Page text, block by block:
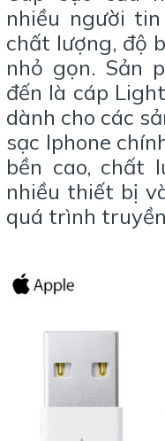
nhiều người
chất lượng, độ
nhỏ gọn. Sản
đến là cáp
dành cho các
sạc Iphone
bền cao, chất
nhiều thiết bị
quá trình